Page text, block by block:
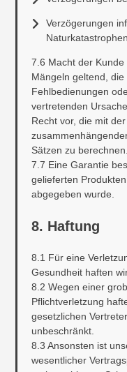
Verzögerungen
7.6 Macht der
Mängeln geltend, die
Fehlbedienungen
vertretenden
Recht vor, die mit
Sätzen zu berechnen.
7.7 Eine Garantie
gelieferten
abgegeben wurde.
8. Haftung
8.1 Für eine
Gesundheit haften
8.2 Wegen einer
Pflichtverletzung
gesetzlichen
unbeschränkt.
8.3 Ansonsten ist
wesentlicher